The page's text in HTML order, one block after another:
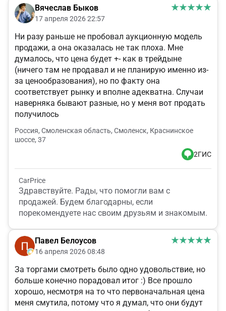
Вячеслав Быков
17 апреля 2026 22:57
Ни разу раньше не пробовал аукционную модель
продажи, а она оказалась не так плоха. Мне
думалось, что цена будет +- как в трейдыне
(ничего там не продавал и не планирую именно из-
за ценообразования), но по факту она
соответствует рынку и вполне адекватна. Случаи
наверняка бывают разные, но у меня вот продать
получилось
Россия, Смоленская область, Смоленск, Краснинское
шоссе, 37
2ГИС
CarPrice
Здравствуйте. Рады, что помогли вам с
продажей. Будем благодарны, если
порекомендуете нас своим друзьям и знакомым.
Павел Белоусов
16 апреля 2026 08:48
За торгами смотреть было одно удовольствие, но
больше конечно порадовал итог :) Все прошло
хорошо, несмотря на то что первоначальная цена
меня смутила, потому что я думал, что они будут